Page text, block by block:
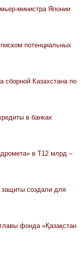
министра Японии
потенциальных
сборной Казахстана по
в банках
в Т12 млрд –
защиты создали для
фонда «Қазақстан